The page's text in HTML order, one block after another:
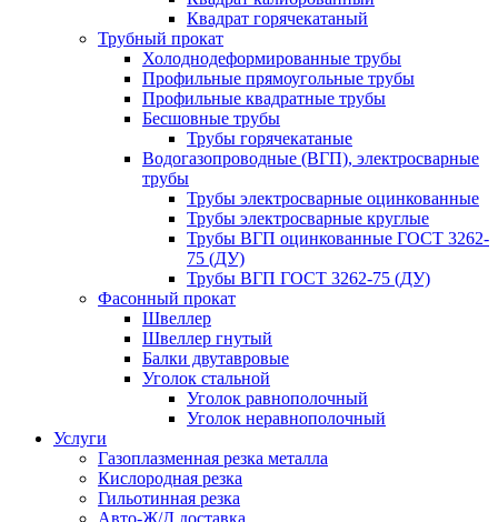
Квадрат горячекатаный
Трубный прокат
Холоднодеформированные трубы
Профильные прямоугольные трубы
Профильные квадратные трубы
Бесшовные трубы
Трубы горячекатаные
Водогазопроводные (ВГП), электросварные
трубы
Трубы электросварные оцинкованные
Трубы электросварные круглые
Трубы ВГП оцинкованные ГОСТ 3262-
75 (ДУ)
Трубы ВГП ГОСТ 3262-75 (ДУ)
Фасонный прокат
Швеллер
Швеллер гнутый
Балки двутавровые
Уголок стальной
Уголок равнополочный
Уголок неравнополочный
Услуги
Газоплазменная резка металла
Кислородная резка
Гильотинная резка
Авто-Ж/Д доставка